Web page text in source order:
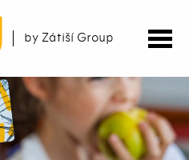
by Zátiší Group